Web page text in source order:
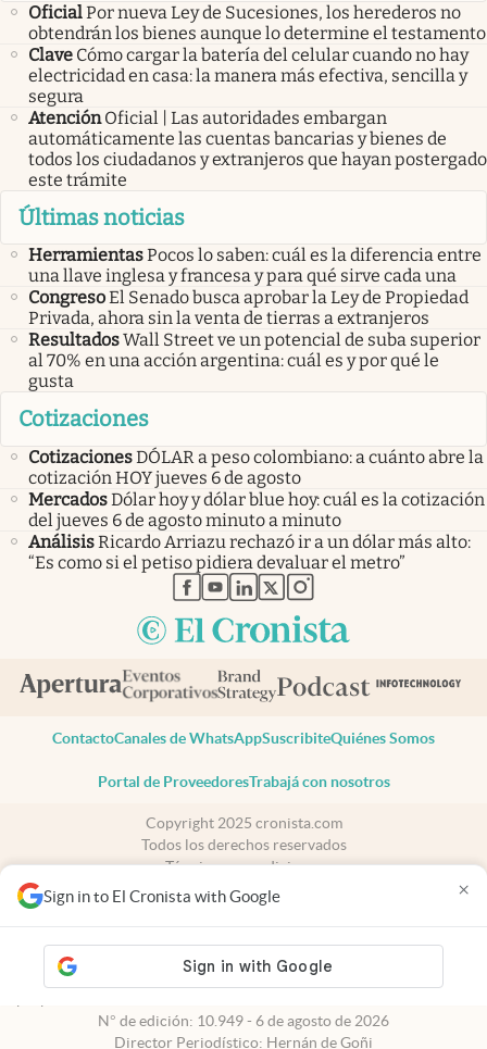
Sign in to El Cronista with Google ×
OficialPor nueva Ley de Sucesiones, los herederos no
obtendrán los bienes aunque lo determine el testamento
Clave Cómo cargar la batería del celular cuando no hay
electricidad en casa: la manera más efectiva, sencilla y
segura
Atención Oficial | Las autoridades embargan
automáticamente las cuentas bancarias y bienes de
todos los ciudadanos y extranjeros que hayan postergado
este trámite
Últimas noticias
HerramientasPocos lo saben: cuál es la diferencia entre
una llave inglesa y francesa y para qué sirve cada una
CongresoEl Senado busca aprobar la Ley de Propiedad
Privada, ahora sin la venta de tierras a extranjeros
ResultadosWall Street ve un potencial de suba superior
al 70% en una acción argentina: cuál es y por qué le
gusta
Cotizaciones
CotizacionesDÓLAR a peso colombiano: a cuánto abre la
cotización HOY jueves 6 de agosto
MercadosDólar hoy y dólar blue hoy: cuál es la cotización
del jueves 6 de agosto minuto a minuto
AnálisisRicardo Arriazu rechazó ir a un dólar más alto:
“Es como si el petiso pidiera devaluar el metro”
abre en nueva pestaña
abre en nueva pestaña
abre en nueva pestaña
abre en nueva pestaña
abre en nueva pestaña
ContactoCanales de WhatsAppSuscribiteQuiénes Somos
Portal de ProveedoresTrabajá con nosotros
Copyright 2025 cronista.com
Todos los derechos reservados
Términos y condiciones
Privacidad
Consentimiento
cronista.com
es propiedad de El Cronista Comercial S.A Registro de
N° de edición: 10.949 - 6 de agosto de 2026
Director Periodístico: Hernán de Goñi